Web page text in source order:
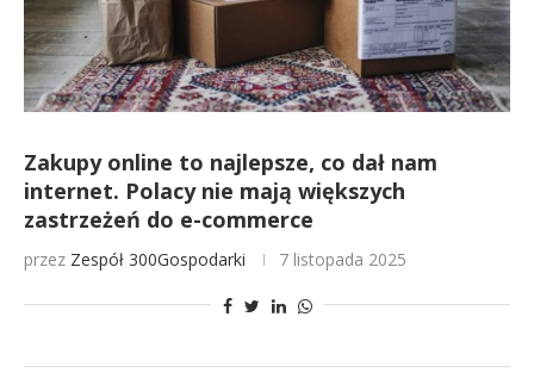
Zakupy online to najlepsze, co dał nam
internet. Polacy nie mają większych
zastrzeżeń do e-commerce
przez Zespół 300Gospodarki 7 listopada 2025